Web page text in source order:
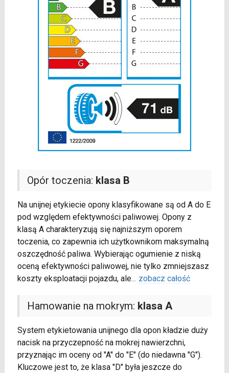
Opór toczenia: klasa B
Na unijnej etykiecie opony klasyfikowane są od A do E
pod względem efektywności paliwowej. Opony z
klasą A charakteryzują się najniższym oporem
toczenia, co zapewnia ich użytkownikom maksymalną
oszczędność paliwa. Wybierając ogumienie z niską
oceną efektywności paliwowej, nie tylko zmniejszasz
koszty eksploatacji pojazdu, ale... zobacz całość
Hamowanie na mokrym: klasa A
System etykietowania unijnego dla opon kładzie duży
nacisk na przyczepność na mokrej nawierzchni,
przyznając im oceny od "A" do "E" (do niedawna "G").
Kluczowe jest to, że klasa "D" była jeszcze do